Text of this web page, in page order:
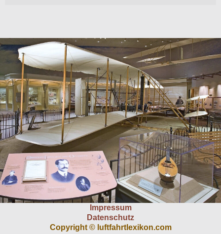
Impressum
Datenschutz
Copyright © luftfahrtlexikon.com